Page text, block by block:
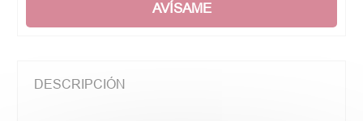
AVÍSAME
DESCRIPCIÓN